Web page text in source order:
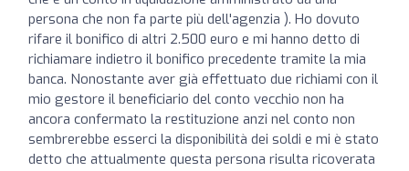
persona che non fa parte più dell'agenzia ). Ho dovuto
rifare il bonifico di altri 2.500 euro e mi hanno detto di
richiamare indietro il bonifico precedente tramite la mia
banca. Nonostante aver già effettuato due richiami con il
mio gestore il beneficiario del conto vecchio non ha
ancora confermato la restituzione anzi nel conto non
sembrerebbe esserci la disponibilità dei soldi e mi è stato
detto che attualmente questa persona risulta ricoverata